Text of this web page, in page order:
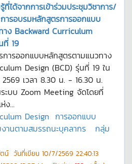
ที่ได้จากการเข้าร่วมประชุมวิชาการ/
การอบรมหลักสูตรการออกแบบ
าง Backward Curriculum
ที่ 19
ารออกแบบหลักสูตรตามแนวทาง
Design (BCD) รุ่นที่ 19 ใน
เวลา 8.30 น. - 16.30 น.
ะบบ Zoom Meeting จัดโดยที่
ง...
Design การออกแบบ
านตามสมรรถนะบุคลากร
กลุ่ม
น์ วันที่เขียน 10/7/2569 22:40:13